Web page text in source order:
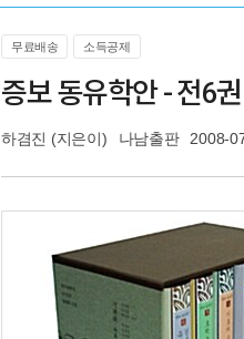
무료배송 소득공제
증보 동유학안 - 전6권
하겸진 (지은이) 나남출판 2008-